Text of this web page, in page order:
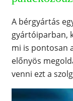
A bérgyártás
gyártóiparban,
mi is pontosan
előnyös
venni ezt a